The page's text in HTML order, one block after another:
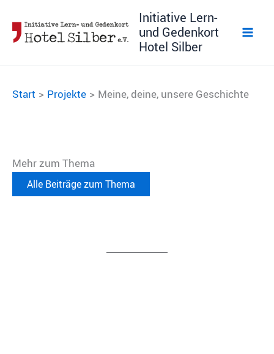
Inhalt
springen
Initiative Lern-
und Gedenkort
Hotel Silber
Start Projekte Meine, deine, unsere Geschichte
Mehr zum Thema
Alle Beiträge zum Thema